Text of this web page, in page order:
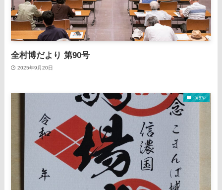
全村博だより 第90号
2025年9月20日
つぼや